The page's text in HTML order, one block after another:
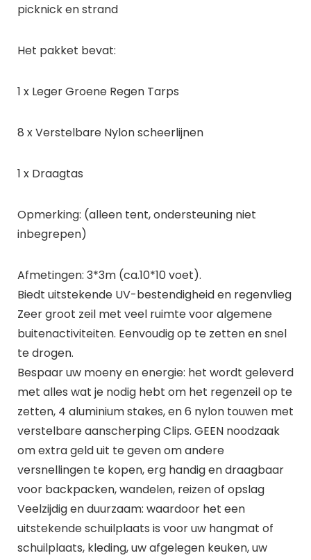
picknick en strand
Het pakket bevat:
1 x Leger Groene Regen Tarps
8 x Verstelbare Nylon scheerlijnen
1 x Draagtas
Opmerking: (alleen tent, ondersteuning niet
inbegrepen)
Afmetingen: 3*3m (ca.10*10 voet).
Biedt uitstekende UV-bestendigheid en regenvlieg
Zeer groot zeil met veel ruimte voor algemene
buitenactiviteiten. Eenvoudig op te zetten en snel
te drogen.
Bespaar uw moeny en energie: het wordt geleverd
met alles wat je nodig hebt om het regenzeil op te
zetten, 4 aluminium stakes, en 6 nylon touwen met
verstelbare aanscherping Clips. GEEN noodzaak
om extra geld uit te geven om andere
versnellingen te kopen, erg handig en draagbaar
voor backpacken, wandelen, reizen of opslag
Veelzijdig en duurzaam: waardoor het een
uitstekende schuilplaats is voor uw hangmat of
schuilplaats, kleding, uw afgelegen keuken, uw